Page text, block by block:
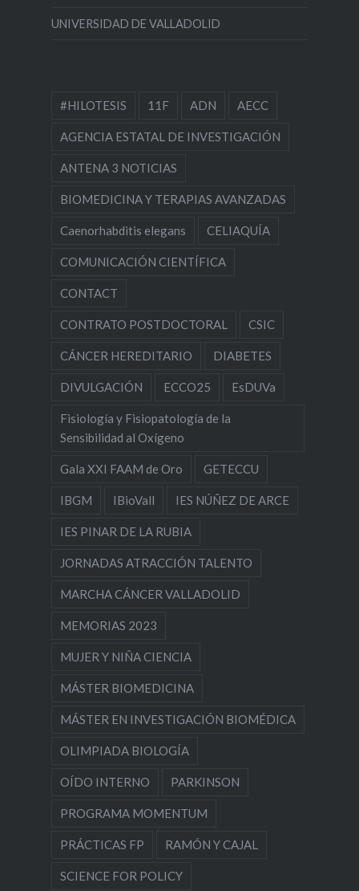
UNIVERSIDAD DE VALLADOLID
#HILOTESIS 11F ADN AECC
AGENCIA ESTATAL DE INVESTIGACIÓN
ANTENA 3 NOTICIAS
BIOMEDICINA Y TERAPIAS AVANZADAS
Caenorhabditis elegans CELIAQUÍA
COMUNICACIÓN CIENTÍFICA
CONTACT
CONTRATO POSTDOCTORAL CSIC
CÁNCER HEREDITARIO DIABETES
DIVULGACIÓN ECCO25 EsDUVa
Fisiología y Fisiopatología de la
Sensibilidad al Oxígeno
Gala XXI FAAM de Oro GETECCU
IBGM IBioVall IES NÚÑEZ DE ARCE
IES PINAR DE LA RUBIA
JORNADAS ATRACCIÓN TALENTO
MARCHA CÁNCER VALLADOLID
MEMORIAS 2023
MUJER Y NIÑA CIENCIA
MÁSTER BIOMEDICINA
MÁSTER EN INVESTIGACIÓN BIOMÉDICA
OLIMPIADA BIOLOGÍA
OÍDO INTERNO PARKINSON
PROGRAMA MOMENTUM
PRÁCTICAS FP RAMÓN Y CAJAL
SCIENCE FOR POLICY